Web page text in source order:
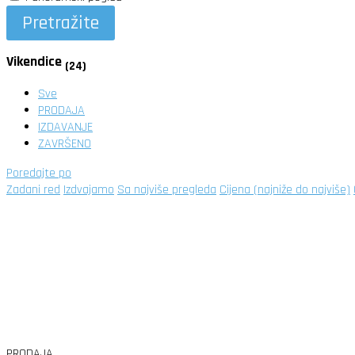
Pretražite
Vikendice (24)
Sve
PRODAJA
IZDAVANJE
ZAVRŠENO
Poredajte po
Zadani redIzdvajamoSa najviše pregledaCijena (najniže do najviše)